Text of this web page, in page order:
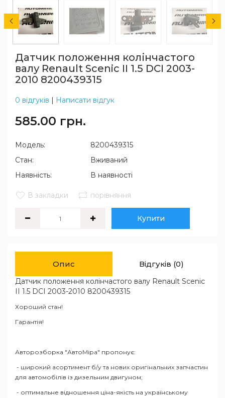
Датчик положення колінчастого
валу Renault Scenic II 1.5 DCI 2003-
2010 8200439315
0 відгуків | Написати відгук
585.00 грн.
Модель:
8200439315
Стан:
Вживаний
Наявність:
В наявності
В закладки порівняння
Купити
Опис Відгуків (0)
Датчик положення колінчастого валу Renault Scenic
II 1.5 DCI 2003-2010 8200439315
Хороший стан!
Гарантія!
Авторозборка "АвтоМіра" пропонує:
- широкий асортимент б/у та нових оригінальних запчастин
для автомобілів із дизельним двигуном;
- оптимальне відношення ціна-якість на українському